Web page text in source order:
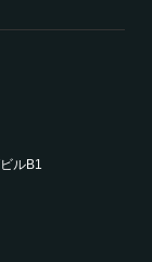
ルB1